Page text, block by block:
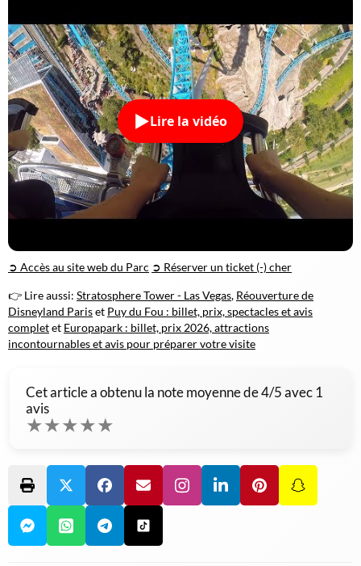
Lire la vidéo
➲ Accès au site web du Parc ➲ Réserver un ticket (-) cher
👉 Lire aussi: Stratosphere Tower - Las Vegas, Réouverture de
Disneyland Pariset Puy du Fou : billet, prix, spectacles et avis
completet Europapark : billet, prix 2026, attractions
incontournables et avis pour préparer votre visite
Cet article a obtenu la note moyenne de4/5 avec1
avis
★★★★★